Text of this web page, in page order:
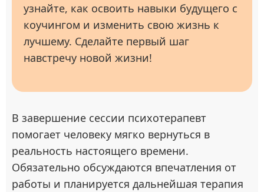
узнайте, как освоить навыки будущего с
коучингом и изменить свою жизнь к
лучшему. Сделайте первый шаг
навстречу новой жизни!
В завершение сессии психотерапевт
помогает человеку мягко вернуться в
реальность настоящего времени.
Обязательно обсуждаются впечатления от
работы и планируется дальнейшая терапия